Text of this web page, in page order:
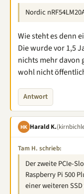
Nordic
Wie steht es denn
Die wurde vor 1,5
nichts mehr davon
wohl nicht
Antwort
HK Harald K.
Tam H. schrieb:
Der zweite PCIe-
Raspberry Pi 500
einer weiteren